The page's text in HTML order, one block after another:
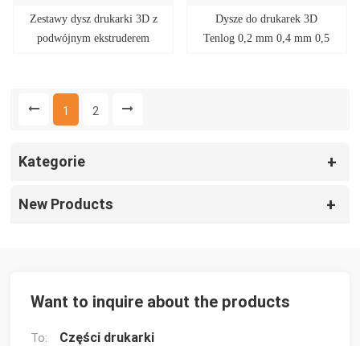
Zestawy dysz drukarki 3D z
podwójnym ekstruderem
Dysze do drukarek 3D
Tenlog 0,2 mm 0,4 mm 0,5
1 2
Kategorie
New Products
Want to inquire about the products
To: Części drukarki